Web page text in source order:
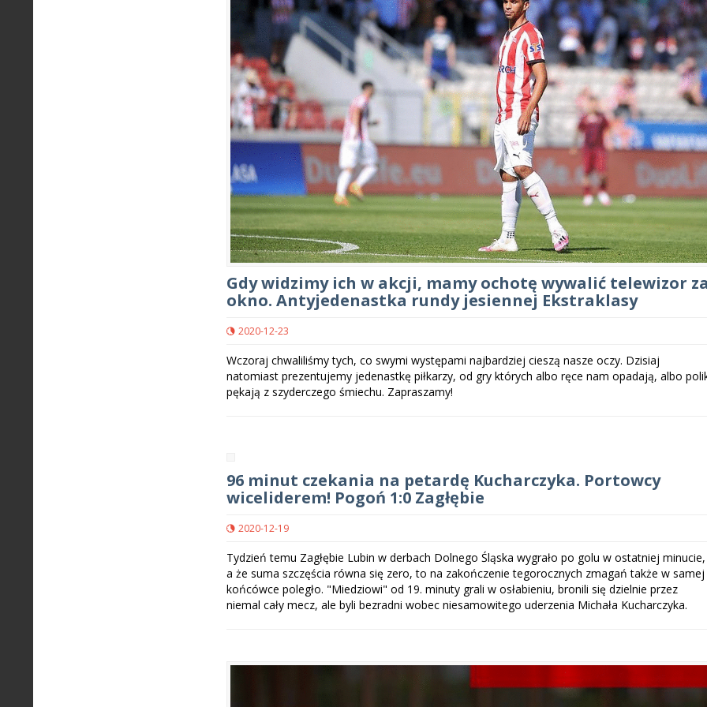
Gdy widzimy ich w akcji, mamy ochotę wywalić telewizor
okno. Antyjedenastka rundy jesiennej Ekstraklasy
2020-12-23
Wczoraj chwaliliśmy tych, co swymi występami najbardziej cieszą nasze oczy. Dzisiaj
natomiast prezentujemy jedenastkę piłkarzy, od gry których albo ręce nam opadają, albo
pękają z szyderczego śmiechu. Zapraszamy!
96 minut czekania na petardę Kucharczyka. Portowcy
wiceliderem! Pogoń 1:0 Zagłębie
2020-12-19
Tydzień temu Zagłębie Lubin w derbach Dolnego Śląska wygrało po golu w ostatniej minucie,
a że suma szczęścia równa się zero, to na zakończenie tegorocznych zmagań także w samej
końcówce poległo. "Miedziowi" od 19. minuty grali w osłabieniu, bronili się dzielnie przez
niemal cały mecz, ale byli bezradni wobec niesamowitego uderzenia Michała Kucharczyka.